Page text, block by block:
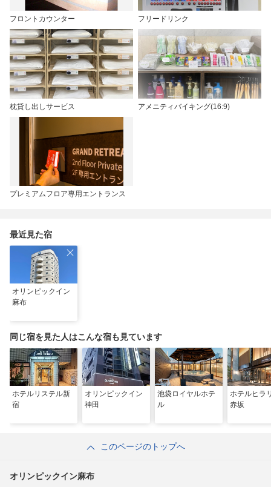
フロントカウンター フリードリンク
枕貸し出しサービス アメニティバイキング(16:9)
プレミアムフロア専用エントランス
最近見た宿
オリンピックイン
麻布
同じ宿を見た人はこんな宿も見ています
ホテルリステル新
宿
オリンピックイン
神田
池袋ロイヤルホテ
ル
ホテルヒラ
赤坂
このページのトップへ
オリンピックイン麻布